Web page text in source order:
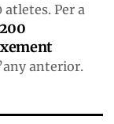
Per a
anterior.